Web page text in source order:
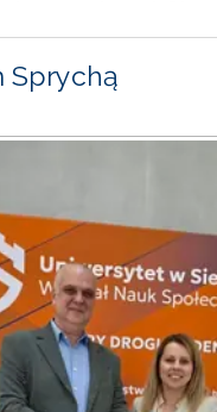
Sprychą